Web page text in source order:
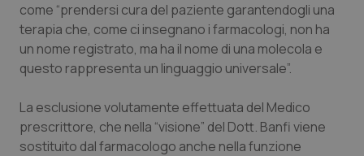
Basilicata
Calabria
Campania
Emilia-Romagna
Artrite & artrosi
Asma & BPCO
Car-T
Colesterolo & coronaropatie
QS Club Newsletter
come “prendersi cura del paziente garantendogli una
terapia che, come ci insegnano i farmacologi, non ha
un nome registrato, ma ha il nome di una molecola e
questo rappresenta un linguaggio universale”.
La esclusione volutamente effettuata del Medico
prescrittore, che nella “visione” del Dott. Banfi viene
sostituito dal farmacologo anche nella funzione